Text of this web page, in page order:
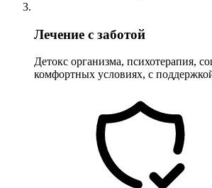
Лечение с заботой
Детокс организма, психотерапия,
комфортных условиях, с